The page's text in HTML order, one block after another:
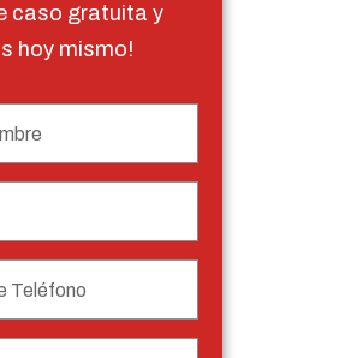
caso gratuita y
hoy mismo!